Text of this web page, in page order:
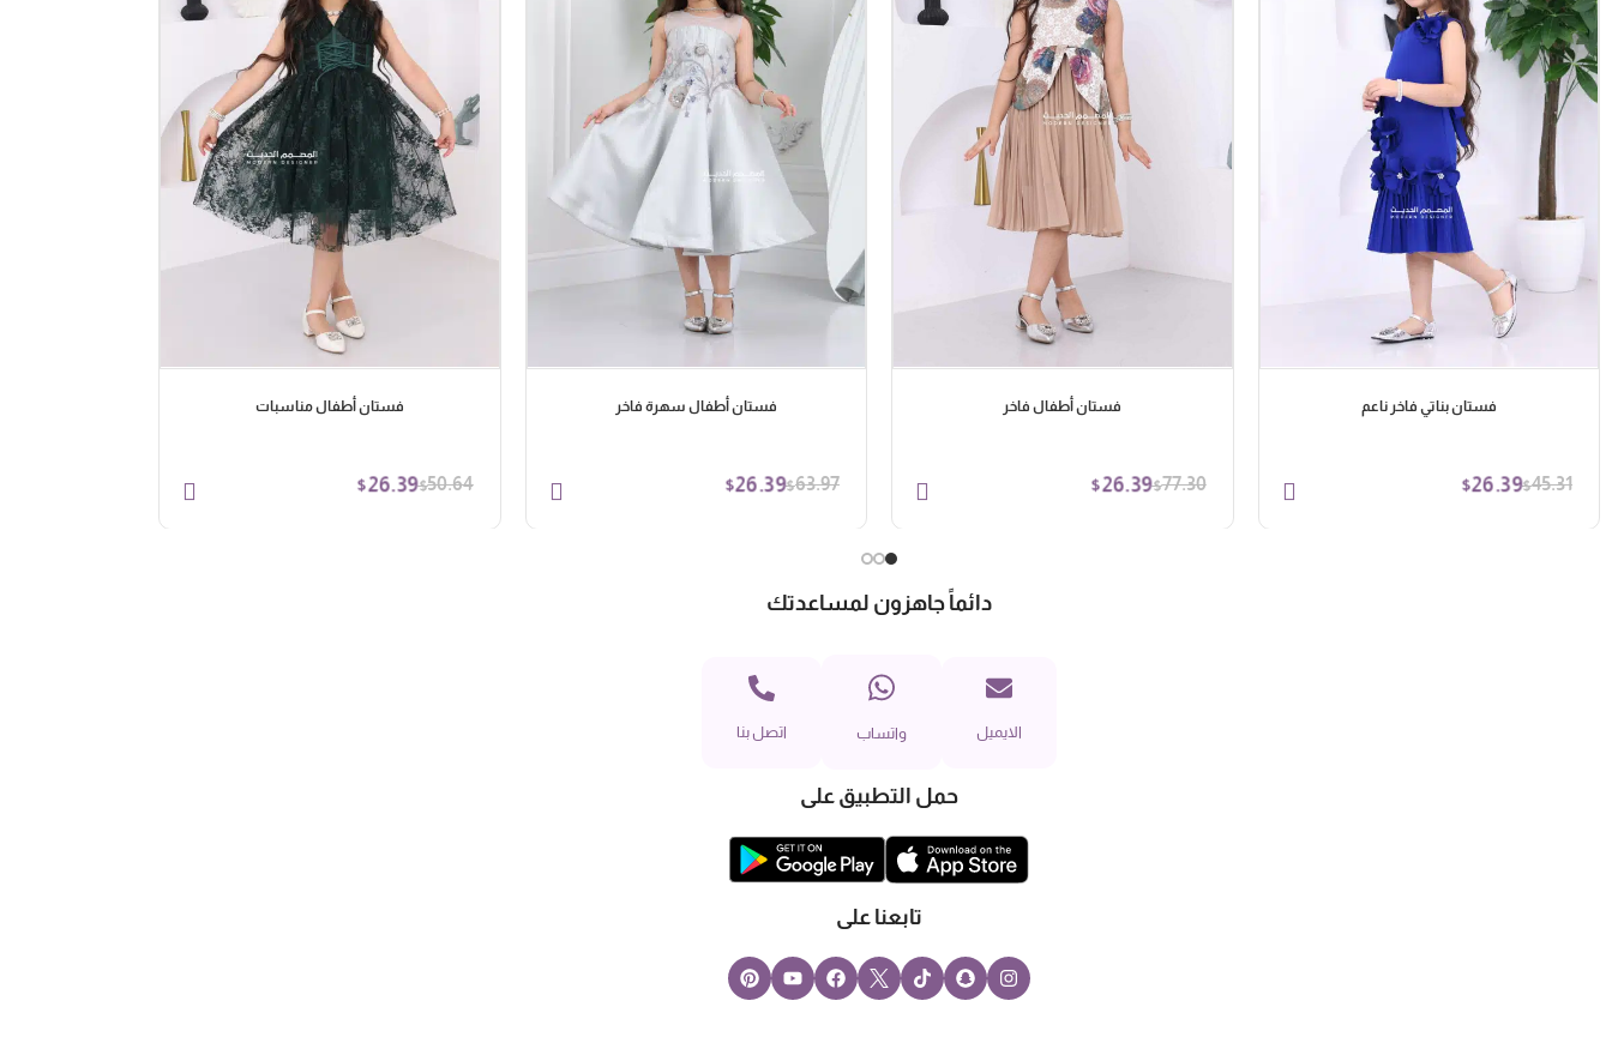
فستان بناتي فاخر ناعم
$45.31
$26.39
فستان أطفال فاخر
$77.30
$26.39
فستان أطفال سهرة فاخر
$63.97
$26.39
فستان أطفال مناسبات
$50.64
$26.39
دائماً جاهزون لمساعدتك
الايميل واتساب اتصل بنا
حمل التطبيق على
تابعنا على